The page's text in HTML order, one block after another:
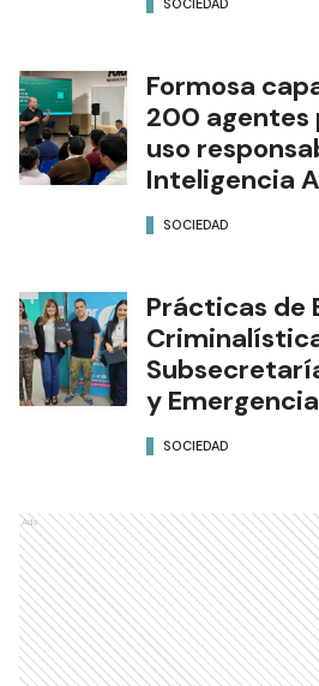
SOCIEDAD
Formosa
200 agentes
uso
Inteligencia
SOCIEDAD
Prácticas de
y Emergencia
SOCIEDAD
Ads